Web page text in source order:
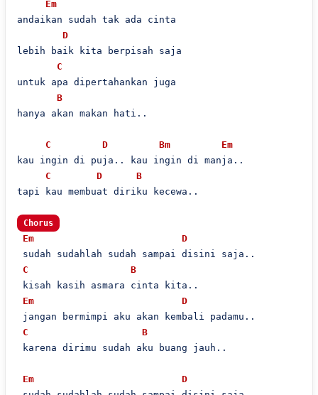
Em
andaikan sudah tak ada cinta
D
lebih baik kita berpisah saja
C
untuk apa dipertahankan juga
B
hanya akan makan hati..
C D Bm
Em
kau ingin di puja.. kau ingin di manja..
C
D
B
tapi kau membuat diriku kecewa..
Chorus
Em
D
sudah sudahlah sudah sampai disini saja..
C
B
kisah kasih asmara cinta kita..
Em
D
jangan bermimpi aku akan kembali padamu..
C
B
karena dirimu sudah aku buang jauh..
Em
D